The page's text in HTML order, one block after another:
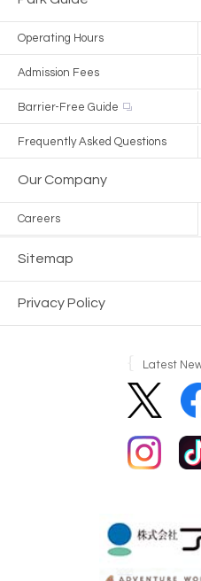
Operating Hours
Admission Fees
Barrier-Free Guide
Frequently Asked Questions
Our Company
Careers
Sitemap
Privacy Policy
Latest